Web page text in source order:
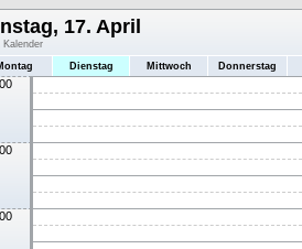
17. April
Kalender
Dienstag Mittwoch Donnerstag